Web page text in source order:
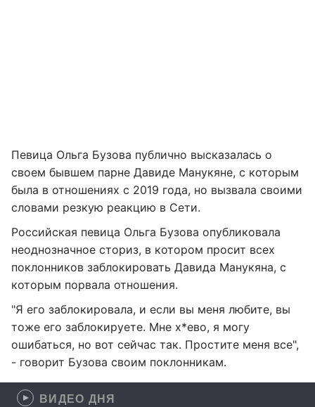
Певица Ольга Бузова публично высказалась о
своем бывшем парне Давиде Манукяне, с которым
была в отношениях с 2019 года, но вызвала своими
словами резкую реакцию в Сети.
Российская певица Ольга Бузова опубликовала
неоднозначное сториз, в котором просит всех
поклонников заблокировать Давида Манукяна, с
которым порвала отношения.
"Я его заблокировала, и если вы меня любите, вы
тоже его заблокируете. Мне х*ево, я могу
ошибаться, но вот сейчас так. Простите меня все",
- говорит Бузова своим поклонникам.
ВИДЕО ДНЯ